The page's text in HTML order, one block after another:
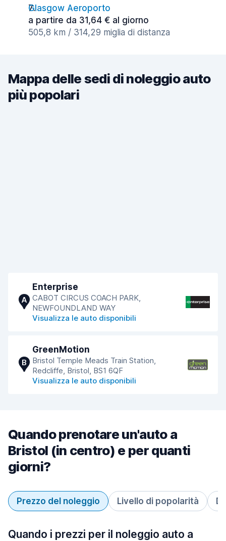
Glasgow Aeroporto
a partire da 31,64 € al giorno
505,8 km / 314,29 miglia di distanza
Mappa delle sedi di noleggio auto
più popolari
A
Enterprise
CABOT CIRCUS COACH PARK,
NEWFOUNDLAND WAY
Visualizza le auto disponibili
B
GreenMotion
Bristol Temple Meads Train Station,
Redcliffe, Bristol, BS1 6QF
Visualizza le auto disponibili
Quando prenotare un'auto a
Bristol (in centro) e per quanti
giorni?
Prezzo del noleggio Livello di popolarità
Quando i prezzi per il noleggio auto a